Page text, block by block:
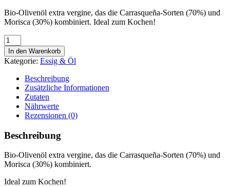
Bio-Olivenöl extra vergine, das die Carrasqueña-Sorten (70%) und
Morisca (30%) kombiniert. Ideal zum Kochen!
Aceite
de
oliva
virgen
extra
ecológico
Baeturia
Organic
Natives
Bio-
extra
1l
Menge
In den Warenkorb
Kategorie: Essig & Öl
Beschreibung
Zusätzliche Informationen
Zutaten
Nährwerte
Rezensionen (0)
Beschreibung
Bio-Olivenöl extra vergine, das die Carrasqueña-Sorten (70%) und
Morisca (30%) kombiniert.
Ideal zum Kochen!